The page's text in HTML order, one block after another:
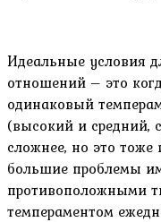
Идеальные условия
отношений – это
одинаковый
(высокий и средний,
сложнее, но это
большие проблемы
противоположными
темпераментом